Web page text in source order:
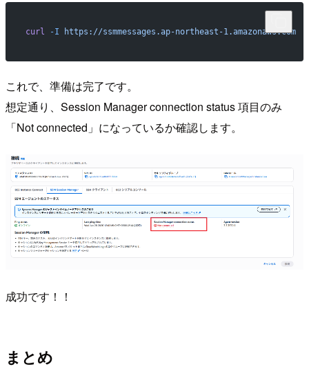
curl -I https://ssmmessages.ap-northeast-1.amazonaws.com
これで、準備は完了です。
想定通り、Session Manager connection status 項目のみ
「Not connected」になっているか確認します。
成功です！！
まとめ